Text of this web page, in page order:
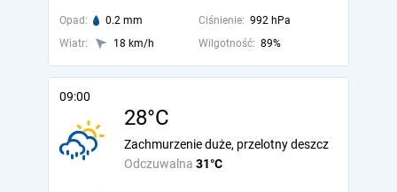
Opad: 0.2 mm Ciśnienie: 992 hPa
Wiatr:
18 km/h Wilgotność: 89%
09:00
28°C
Odczuwalna 31°C
Zachmurzenie duże, przelotny deszcz